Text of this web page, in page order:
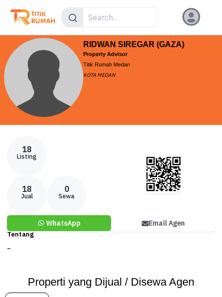
RIDWAN SIREGAR (GAZA)
Property Advisor
Titik Rumah Medan
KOTA MEDAN
18
Listing
18
Jual
0
Sewa
WhatsApp
Email Agen
Tentang
–
Properti yang Dijual / Disewa Agen